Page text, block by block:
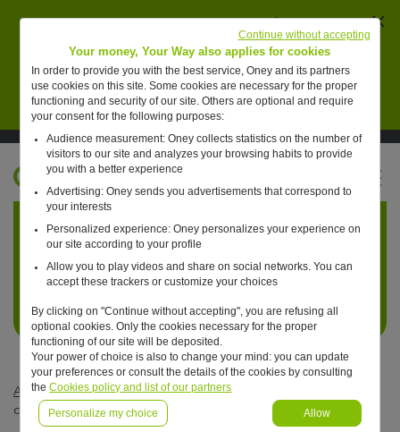
pour des collaborateurs de Oney pour vendre de
faux placements financiers.
En savoir plus
Suivre Oney sur LinkedIn
Suivre Oney sur YouTubeVoir les articles #oneday
Retour à l'accueil ?
Articles #oneday — Commerce — Un jour, on pourra payer
comme on like
Your money, Your Way also applies for cookies
In order to provide you with the best service, Oney and its partners
use cookies on this site. Some cookies are necessary for the proper
functioning and security of our site. Others are optional and require
your consent for the following purposes:
Audience measurement: Oney collects statistics on the number of
visitors to our site and analyzes your browsing habits to provide
you with a better experience
Advertising: Oney sends you advertisements that correspond to
your interests
Personalized experience: Oney personalizes your experience on
our site according to your profile
Allow you to play videos and share on social networks. You can
accept these trackers or customize your choices
By clicking on "Continue without accepting", you are refusing all
optional cookies. Only the cookies necessary for the proper
functioning of our site will be deposited.
Your power of choice is also to change your mind: you can update
your preferences or consult the details of the cookies by consulting
theCookies policy and list of our partners
Personalize my choice Allow
Continue without accepting